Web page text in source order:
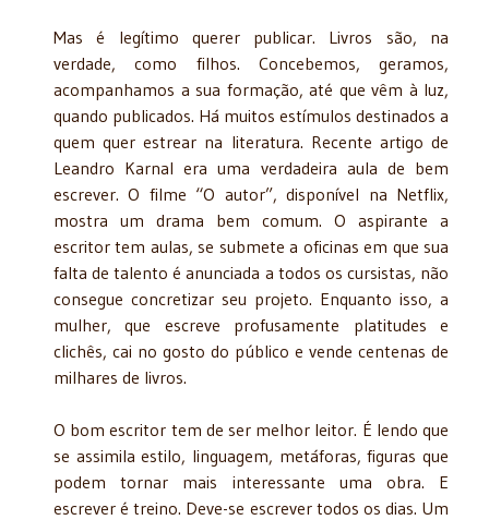
Mas é legítimo querer publicar. Livros são, na
verdade, como filhos. Concebemos, geramos,
acompanhamos a sua formação, até que vêm à luz,
quando publicados. Há muitos estímulos destinados a
quem quer estrear na literatura. Recente artigo de
Leandro Karnal era uma verdadeira aula de bem
escrever. O filme “O autor”, disponível na Netflix,
mostra um drama bem comum. O aspirante a
escritor tem aulas, se submete a oficinas em que sua
falta de talento é anunciada a todos os cursistas, não
consegue concretizar seu projeto. Enquanto isso, a
mulher, que escreve profusamente platitudes e
clichês, cai no gosto do público e vende centenas de
milhares de livros.
O bom escritor tem de ser melhor leitor. É lendo que
se assimila estilo, linguagem, metáforas, figuras que
podem tornar mais interessante uma obra. E
escrever é treino. Deve-se escrever todos os dias. Um